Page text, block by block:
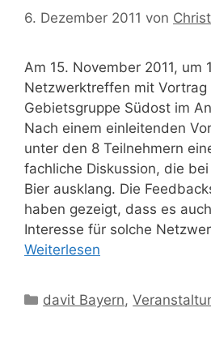
6. Dezember 2011 von
Am 15. November 2011, um
Netzwerktreffen mit Vortrag
Gebietsgruppe Südost im
Nach einem einleitenden
unter den 8 Teilnehmern
fachliche Diskussion, die
Bier ausklang. Die
haben gezeigt, dass es
Interesse für solche
Weiterlesen
Kategorien
davit Bayern,